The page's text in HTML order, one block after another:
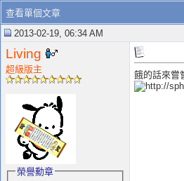
查看單個文章
2013-02-19, 06:34 AM
Living
超級版主
榮譽勳章
餓的話來嘗